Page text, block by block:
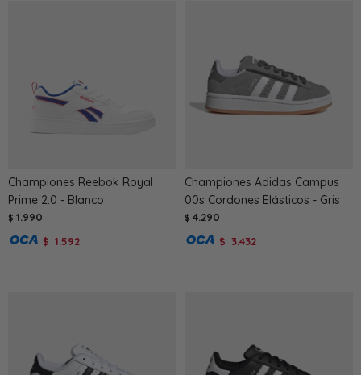
Championes Reebok Royal
Prime 2.0 - Blanco
$ 1.990
$ 1.592
Championes Adidas Campus
00s Cordones Elásticos - Gris
$ 4.290
$ 3.432